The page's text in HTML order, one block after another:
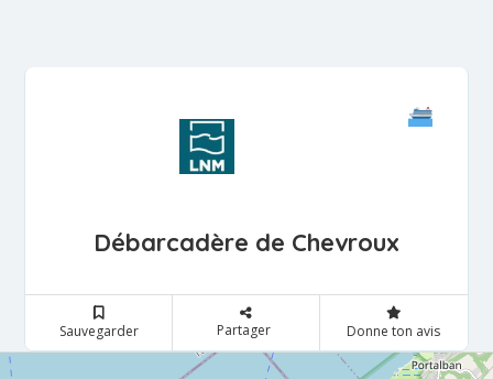
Débarcadère de Chevroux
Sauvegarder Partager Donne ton avis